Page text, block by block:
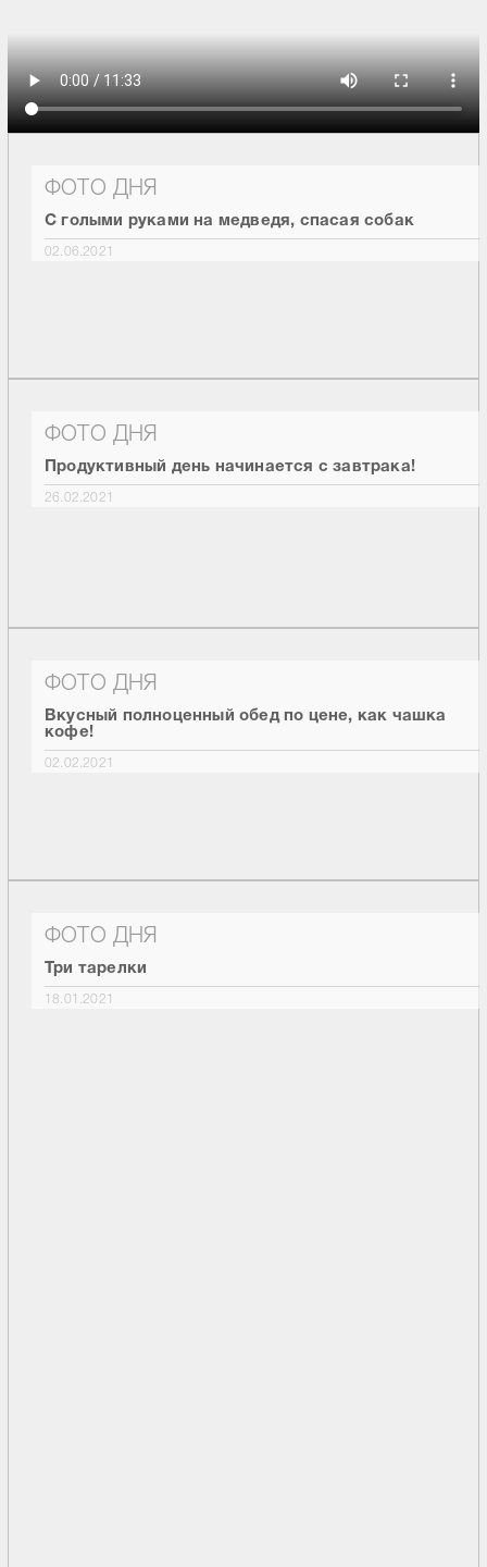
ФОТО ДНЯ
С голыми руками на медведя, спасая собак
02.06.2021
ФОТО ДНЯ
Продуктивный день начинается с завтрака!
26.02.2021
ФОТО ДНЯ
Вкусный полноценный обед по цене, как чашка
кофе!
02.02.2021
ФОТО ДНЯ
Три тарелки
18.01.2021